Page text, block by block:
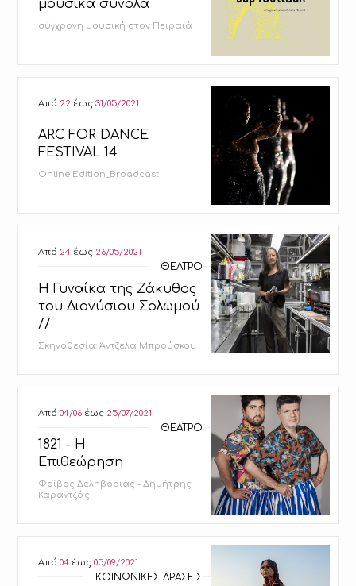
μουσικά σύνολα
σύγχρονη μουσική στον Πειραιά
Από 22 έως31/05/2021
ARC FOR DANCE
FESTIVAL 14
Online Edition_Broadcast
Από 24 έως 26/05/2021
ΘΕΑΤΡΟ
Η Γυναίκα της Ζάκυθος
του Διονύσιου Σολωμού
//
Σκηνοθεσία: Άντζελα Μπρούσκου
Από04/06 έως 25/07/2021
ΘΕΑΤΡΟ
1821 - Η
Επιθεώρηση
Φοίβος Δεληβοριάς - Δημήτρης
Καραντζάς
Από04 έως05/09/2021
ΚΟΙΝΩΝΙΚΕΣ ΔΡΑΣΕΙΣ